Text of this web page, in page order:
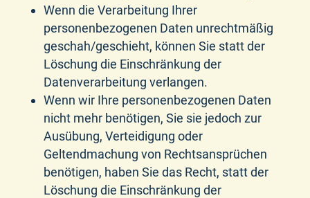
Wenn die Verarbeitung Ihrer
personenbezogenen Daten unrechtmäßig
geschah/geschieht, können Sie statt der
Löschung die Einschränkung der
Datenverarbeitung verlangen.
Wenn wir Ihre personenbezogenen Daten
nicht mehr benötigen, Sie sie jedoch zur
Ausübung, Verteidigung oder
Geltendmachung von Rechtsansprüchen
benötigen, haben Sie das Recht, statt der
Löschung die Einschränkung der